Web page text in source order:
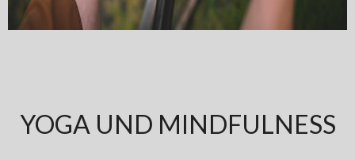
YOGA UND MINDFULNESS